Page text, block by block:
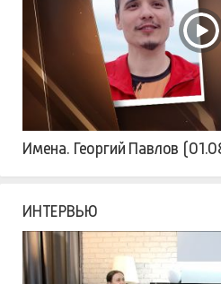
Имена. Георгий Павлов
ИНТЕРВЬЮ